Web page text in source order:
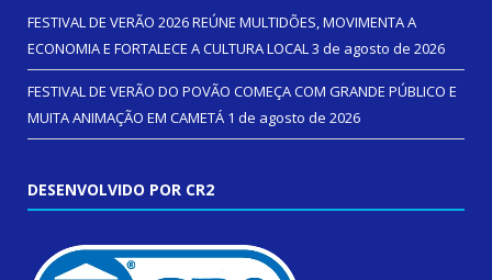
FESTIVAL DE VERÃO 2026 REÚNE MULTIDÕES, MOVIMENTA A
ECONOMIA E FORTALECE A CULTURA LOCAL3 de agosto de 2026
FESTIVAL DE VERÃO DO POVÃO COMEÇA COM GRANDE PÚBLICO E
MUITA ANIMAÇÃO EM CAMETÁ 1 de agosto de 2026
DESENVOLVIDO POR CR2